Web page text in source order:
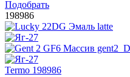
Подобрать
198986
Termo 198986